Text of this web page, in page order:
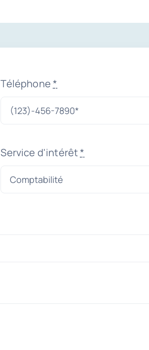
Téléphone*
Service d'intérêt*